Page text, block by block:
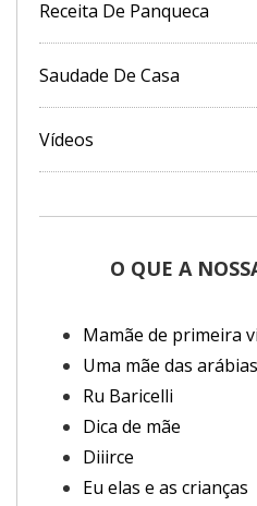
Receita De Panqueca
Saudade De Casa
Vídeos
O QUE A
Mamãe de primeira
Uma mãe das arábias
Ru Baricelli
Dica de mãe
Diiirce
Eu elas e as crianças